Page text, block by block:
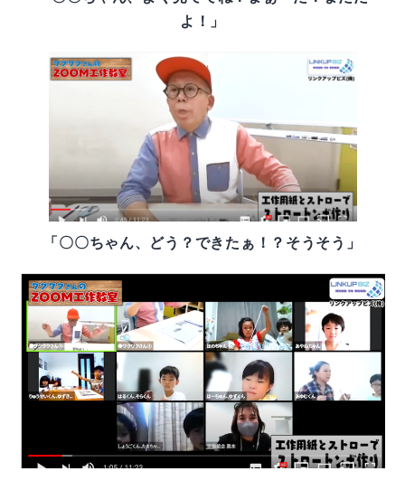
よ！」
「〇〇ちゃん、どう？できたぁ！？そうそう」